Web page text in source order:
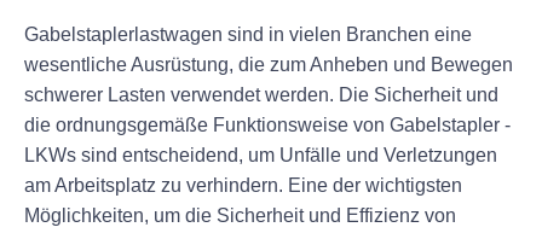
Gabelstaplerlastwagen sind in vielen Branchen eine
wesentliche Ausrüstung, die zum Anheben und Bewegen
schwerer Lasten verwendet werden. Die Sicherheit und
die ordnungsgemäße Funktionsweise von Gabelstapler -
LKWs sind entscheidend, um Unfälle und Verletzungen
am Arbeitsplatz zu verhindern. Eine der wichtigsten
Möglichkeiten, um die Sicherheit und Effizienz von